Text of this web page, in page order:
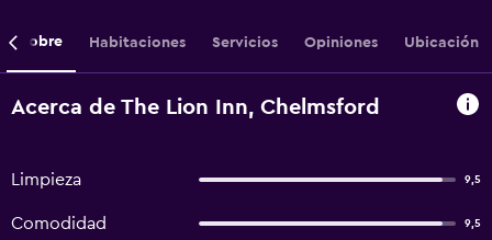
Sobre Habitaciones Servicios Opiniones Ubicación
Acerca de The Lion Inn, Chelmsford
Limpieza 9,5
Comodidad 9,5